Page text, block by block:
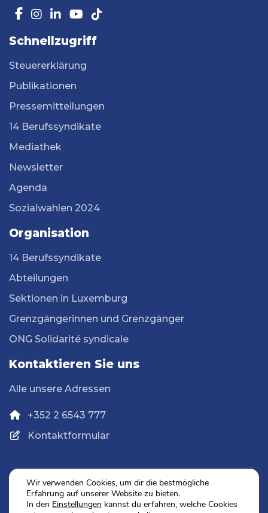
Schnellzugriff
Steuererklärung
Publikationen
Pressemitteilungen
14 Berufssyndikate
Mediathek
Newsletter
Agenda
Sozialwahlen 2024
Organisation
14 Berufssyndikate
Abteilungen
Sektionen in Luxemburg
Grenzgängerinnen und Grenzgänger
ONG Solidarité syndicale
Kontaktieren Sie uns
Alle unsere Adressen
+352 2 6543 777
Kontaktformular
Datenschutz
Wir verwenden Cookies, um dir die bestmögliche
Erfahrung auf unserer Website zu bieten.
In den Einstellungen kannst du erfahren, welche Cookies